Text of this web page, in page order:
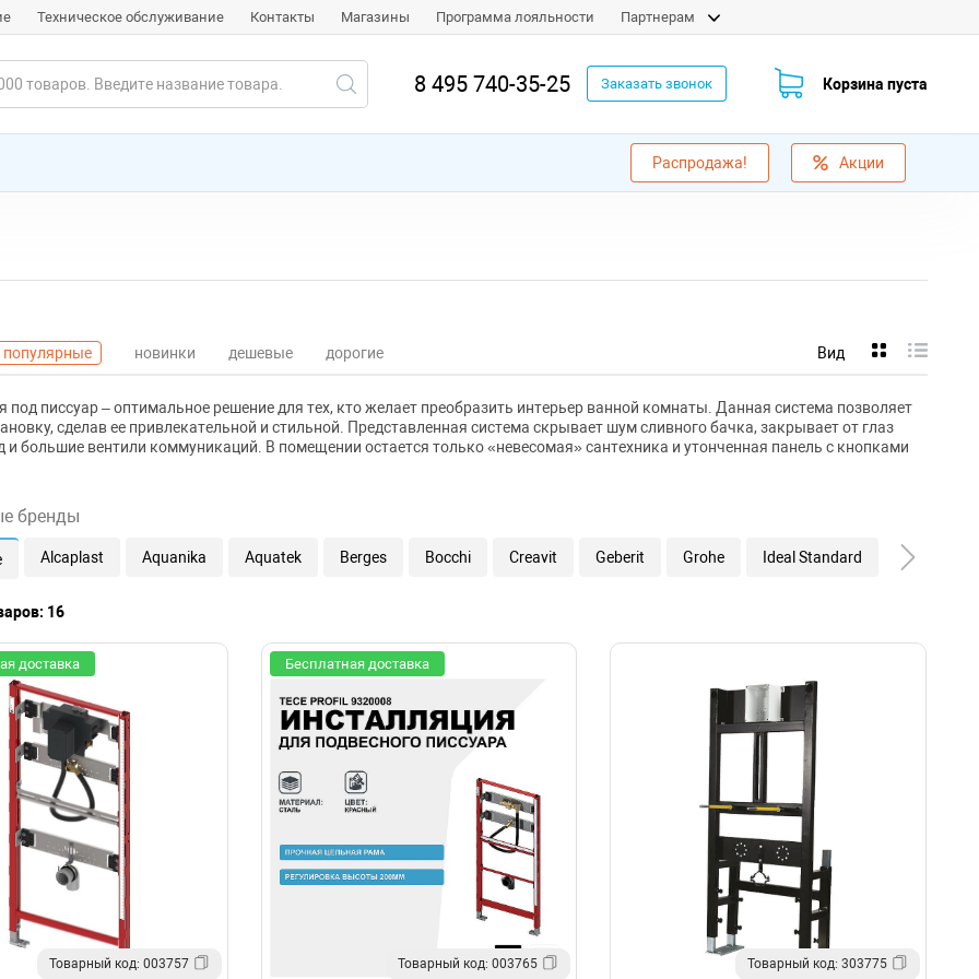
Техническое обслуживание Контакты Магазины Программа лояльности Партнерам
8 495 740-35-25 Заказать звонок Корзина пуста
Распродажа! Акции
популярные новинки дешевые дорогие Вид
под писсуар – оптимальное решение для тех, кто желает преобразить интерьер ванной комнаты. Данная система позволяет
сделав ее привлекательной и стильной. Представленная система скрывает шум сливного бачка, закрывает от глаз
и большие вентили коммуникаций. В помещении остается только «невесомая» сантехника и утонченная панель с кнопками
бренды
Alcaplast Aquanika Aquatek Berges Bocchi Creavit Geberit Grohe Ideal Standard Sanit
16
доставка
Товарный код: 003757
Бесплатная доставка
Товарный код: 003765 Товарный код: 303775